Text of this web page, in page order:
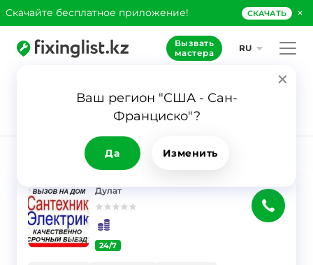
Скачайте бесплатное приложение! СКАЧАТЬ ×
Вызвать
мастера
RU
Ваш регион "США - Сан-
Франциско"?
Да Изменить
Заявка Кладка кирпича
8
РЕЗУЛЬТАТ
Дулат
24/7